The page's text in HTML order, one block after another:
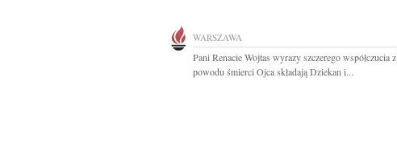
WARSZAWA
Pani Renacie Wojtas wyrazy szczerego współczucia z
powodu śmierci Ojca składają Dziekan i...